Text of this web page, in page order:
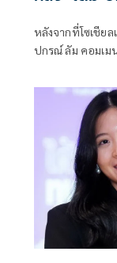
หลังจากที่โซเชีย
ปกรณ์ ลัม คอมเ
ไทย ด้วยประโย
เงี่xนแล้วนะ เหี้